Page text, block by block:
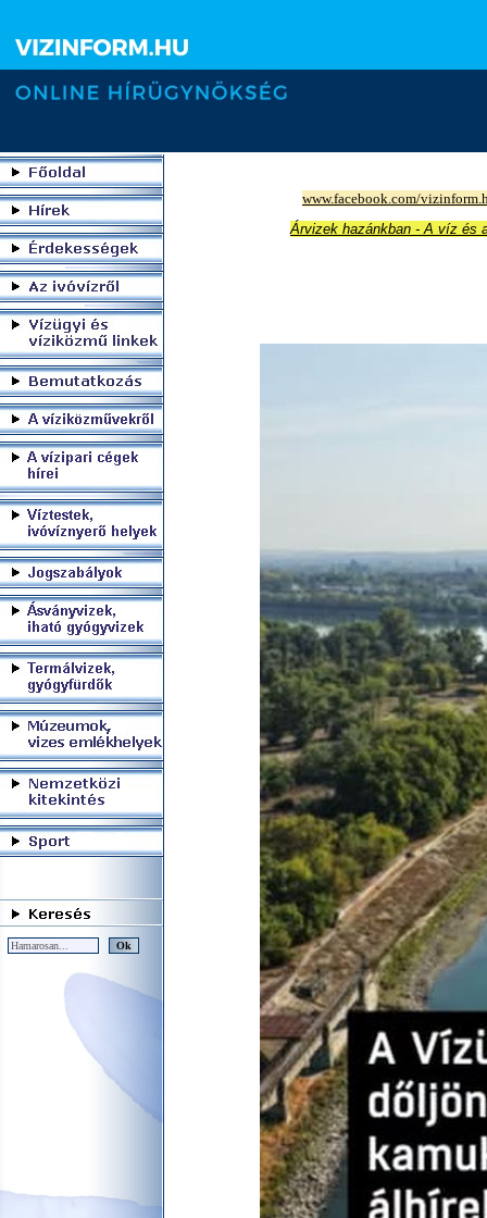
www.facebook.com/
Árvizek hazánkban - A víz és